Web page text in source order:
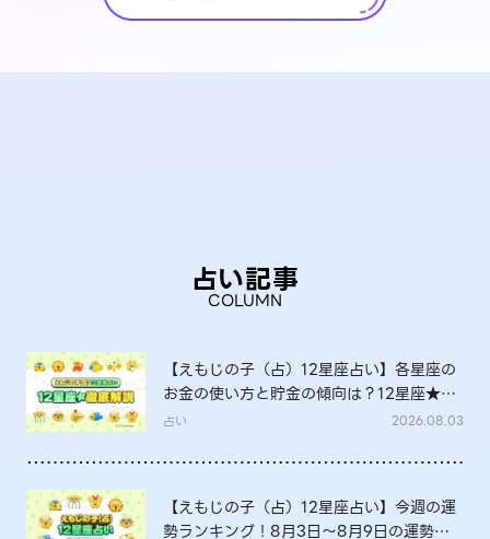
占い記事
COLUMN
【えもじの子（占）12星座占い】各星座の
お金の使い方と貯金の傾向は？12星座★徹
底解説
占い 2026.08.03
【えもじの子（占）12星座占い】今週の運
勢ランキング！8月3日～8月9日の運勢